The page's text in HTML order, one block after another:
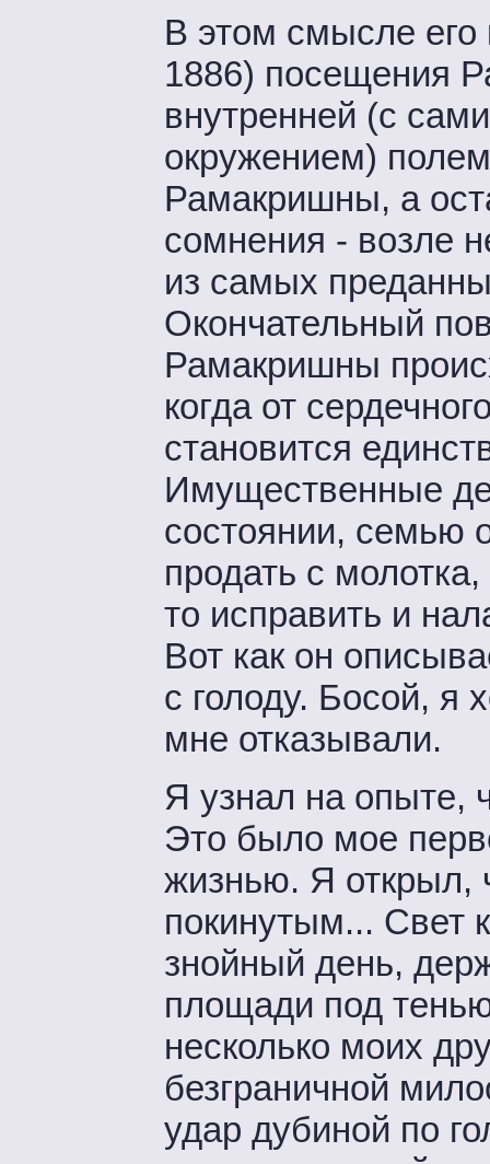
В этом смысле его
1886) посещения
внутренней (с
окружением)
Рамакришны, а
сомнения - возле
из самых
Окончательный
Рамакришны
когда от
становится
Имущественные
состоянии, семью
продать с
то исправить и
Вот как он
с голоду. Босой, я
мне отказывали.
Я узнал на опыте,
Это было мое
жизнью. Я открыл,
покинутым... Свет
знойный день,
площади под
несколько моих
безграничной
удар дубиной по